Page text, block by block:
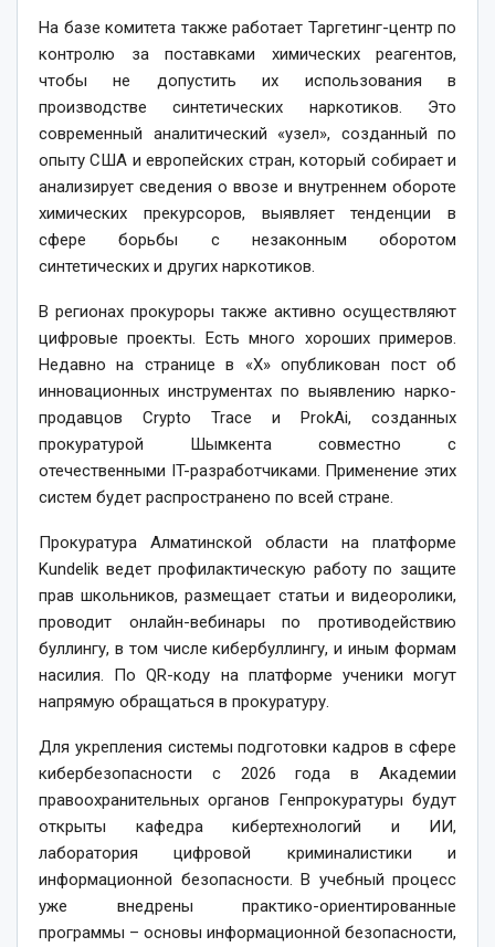
На базе комитета также работает Таргетинг-центр по
контро­лю за поставками химических реагентов,
чтобы не допустить их использования в
производстве синтетических наркотиков. Это
современный аналитичес­кий «узел», созданный по
опыту США и европейских стран, который собирает и
анализирует сведения о ввозе и внутреннем обороте
химических прекурсоров, выявляет тенденции в
сфере борьбы с незаконным оборотом
синтетических и других наркотиков.
В регионах прокуроры также активно осуществляют
цифровые проекты. Есть много хороших примеров.
Недавно на странице в «Х» опубликован пост об
инновационных инструментах по выявлению нарко­
продавцов Crypto Trace и ProkAi, созданных
прокуратурой Шымкента совместно с
отечественными IT-разработчиками. Применение этих
сис­тем будет распространено по всей стране.
Прокуратура Алматинской области на платформе
Kundelik ведет профилактическую работу по защите
прав школьников, размещает статьи и видеоролики,
проводит онлайн-вебинары по противодействию
буллингу, в том числе кибербуллингу, и иным формам
насилия. По QR-коду на платформе ученики могут
напрямую обращаться в прокуратуру.
Для укрепления системы подготовки кадров в сфере
кибер­безопасности с 2026 года в Академии
правоохранительных органов Генпрокуратуры будут
открыты кафедра кибертехнологий и ИИ,
лаборатория цифровой криминалистики и
информационной безопаснос­ти. В учебный процесс
уже внед­рены практико-ориентированные
программы – основы информацион­ной безопасности,